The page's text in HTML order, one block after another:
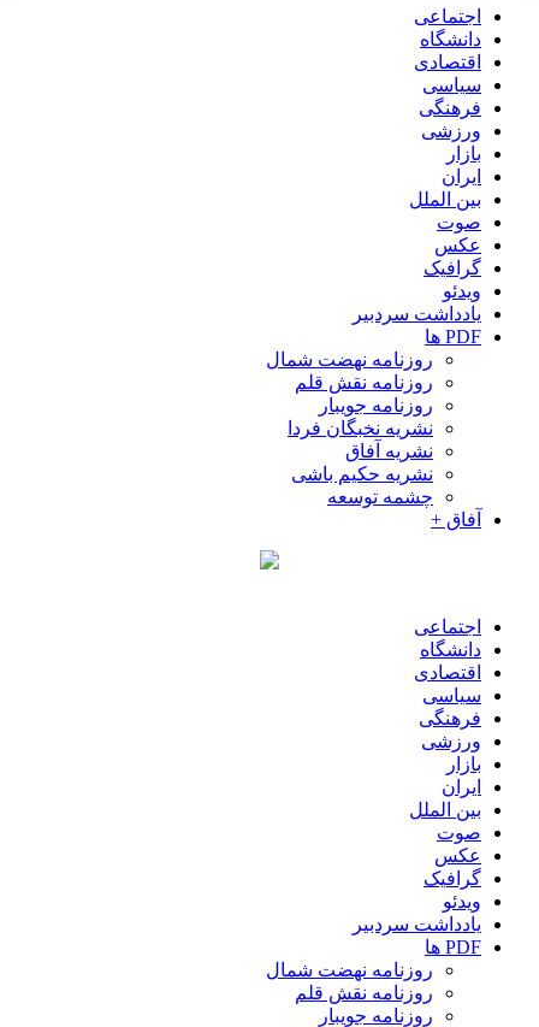
اجتماعی
دانشگاه
اقتصادی
سیاسی
فرهنگی
ورزشی
بازار
ایران
بین الملل
صوت
عکس
گرافیک
ویدئو
یادداشت سردبیر
PDF ها
روزنامه نهضت شمال
روزنامه نقش قلم
روزنامه جویبار
نشریه نخبگان فردا
نشریه آفاق
نشریه حکیم باشی
چشمه توسعه
آفاق +
اجتماعی
دانشگاه
اقتصادی
سیاسی
فرهنگی
ورزشی
بازار
ایران
بین الملل
صوت
عکس
گرافیک
ویدئو
یادداشت سردبیر
PDF ها
روزنامه نهضت شمال
روزنامه نقش قلم
روزنامه جویبار